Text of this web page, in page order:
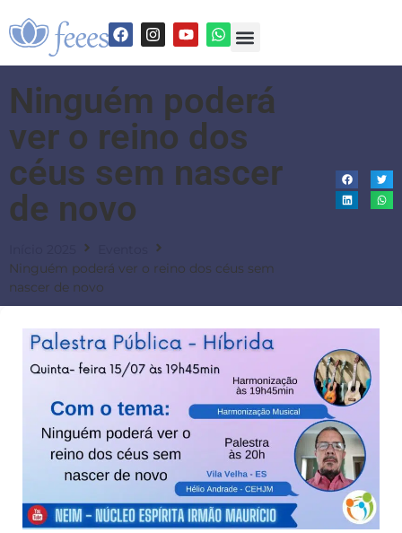
Ninguém poderá
ver o reino dos
céus sem nascer
de novo
Ninguém poderá ver o reino dos céus sem
nascer de novo